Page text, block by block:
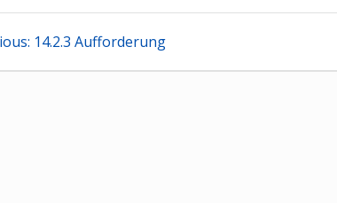
Previous
14.2.3 Aufforderung